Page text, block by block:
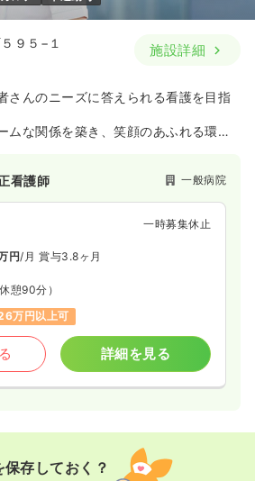
９５−１
施設詳細
さんのニーズに答えられる看護を目指
ムな関係を築き、笑顔のあふれる環境
看護師 一般病院
一時募集休止
円/月 賞与3.8ヶ月
休憩90分）
万円以上可
詳細を見る
存しておく？